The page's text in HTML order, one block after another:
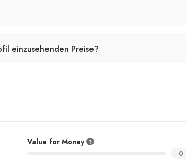
einzusehenden Preise?
Value for Money
0